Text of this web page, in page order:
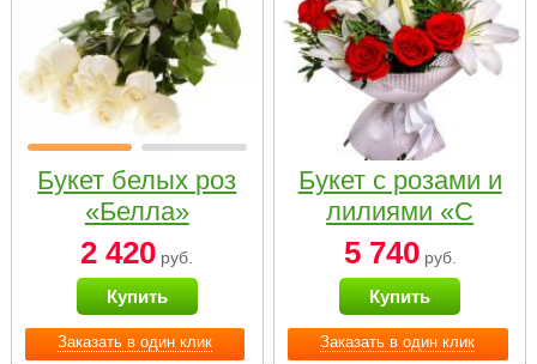
Заказать в один клик
Букет белых роз
«Белла»
2 420 руб.
Купить
Заказать в один клик
Букет с розами и
лилиями «С
наилучшими
пожеланиями»
5 740руб.
Купить